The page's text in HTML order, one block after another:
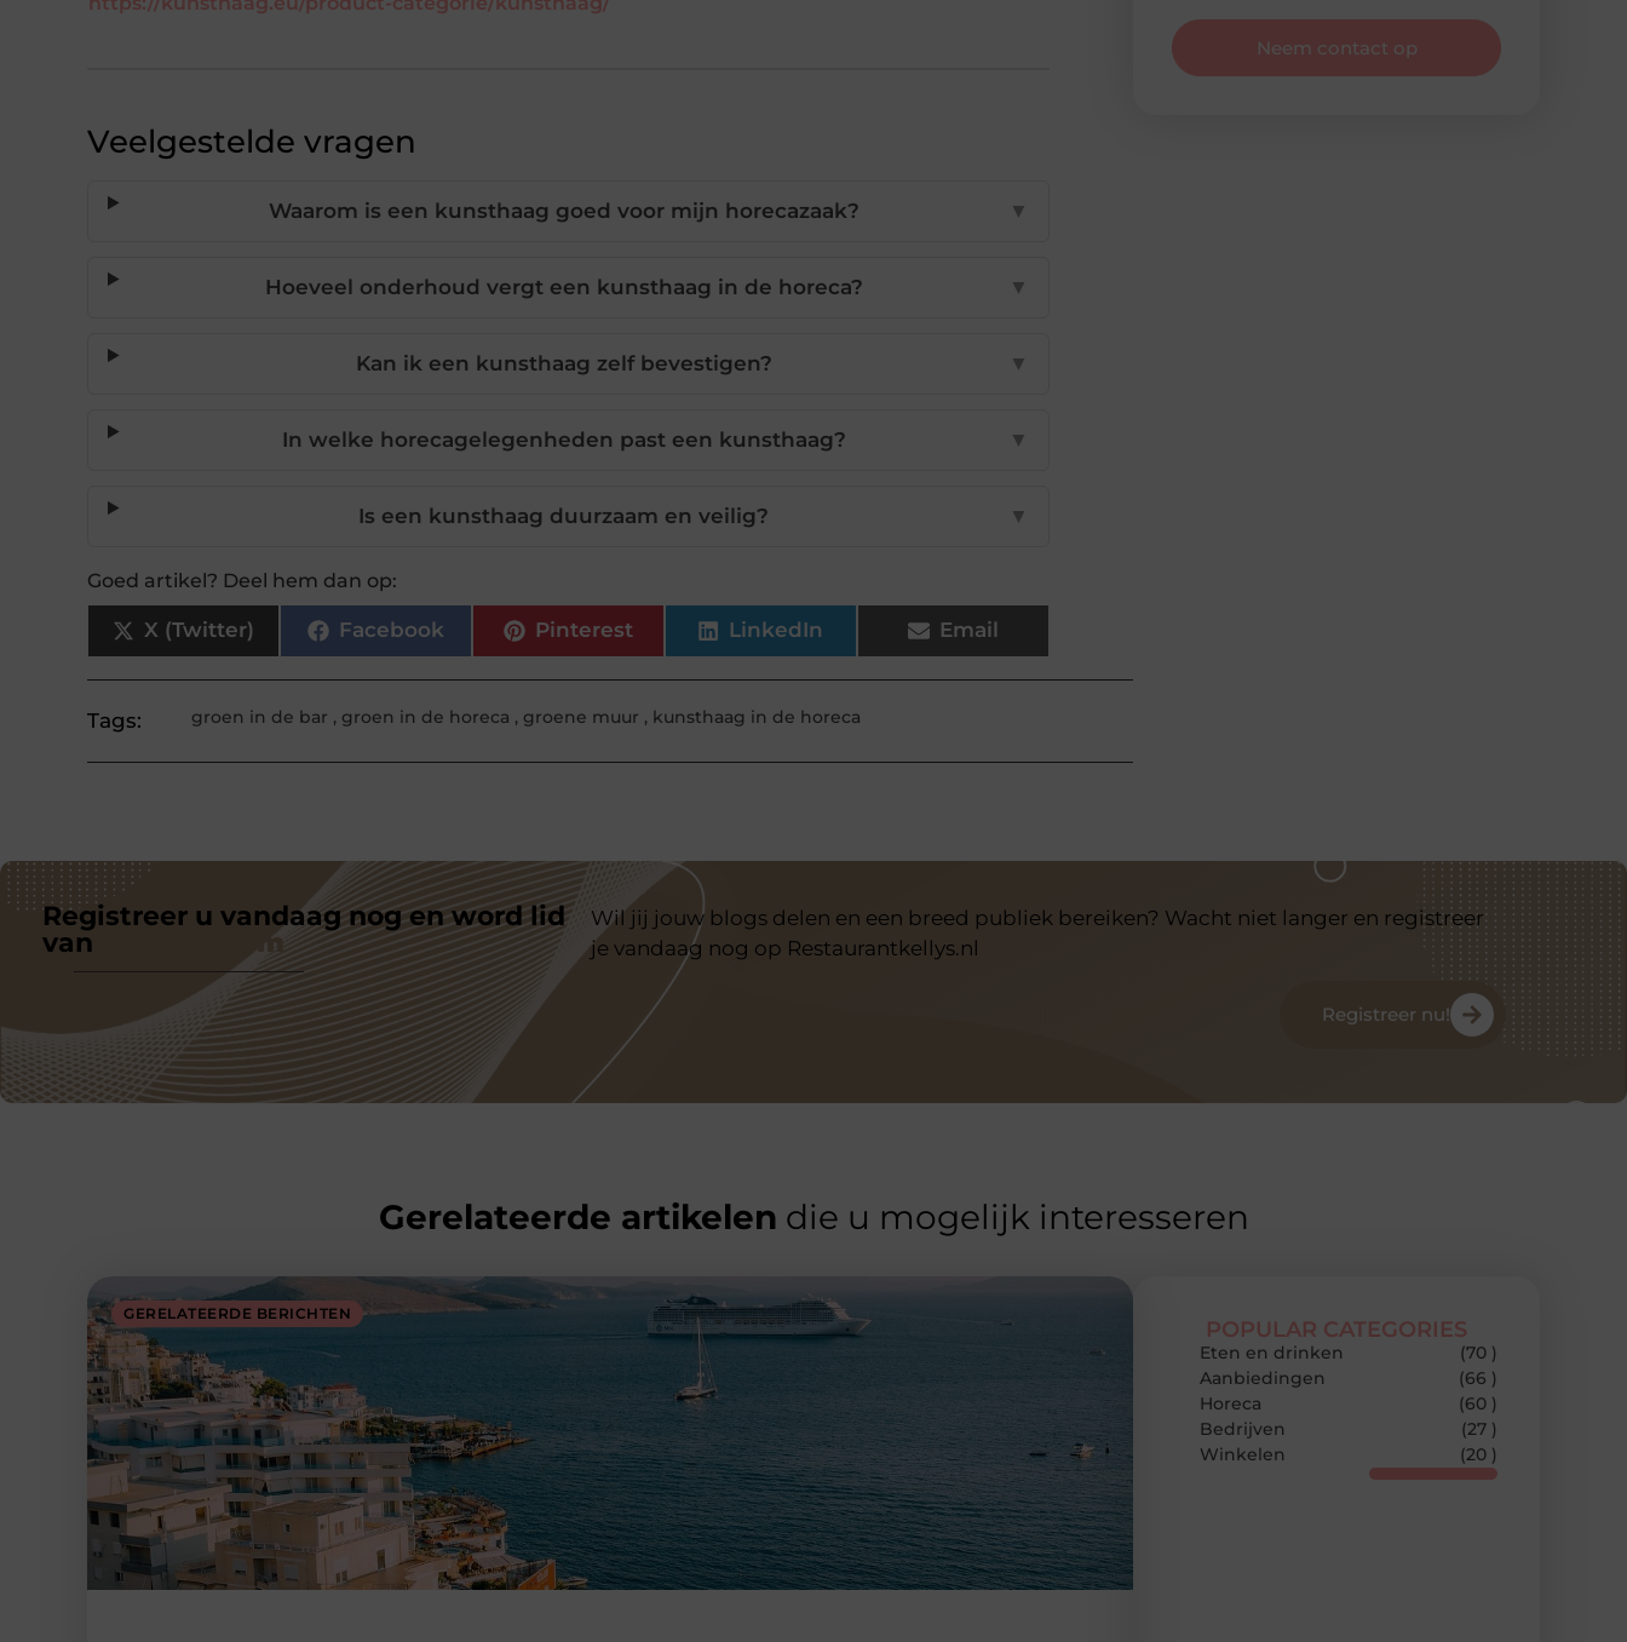
Veelgestelde vragen
Waarom is een kunsthaag goed voor mijn horecazaak? ▼
Hoeveel onderhoud vergt een kunsthaag in de horeca? ▼
Kan ik een kunsthaag zelf bevestigen? ▼
In welke horecagelegenheden past een kunsthaag? ▼
Is een kunsthaag duurzaam en veilig? ▼
Goed artikel? Deel hem dan op:
X (Twitter) Facebook Pinterest LinkedIn Email
Tags: groen in de bar , groen in de horeca , groene muur , kunsthaag in de horeca
Neem contact op
Registreer u vandaag nog en word lid
van
Wil jij jouw blogs delen en een breed publiek bereiken? Wacht niet langer en registreer
je vandaag nog op Restaurantkellys.nl
Registreer nu!
Gerelateerde artikelen die u mogelijk interesseren
GERELATEERDE BERICHTEN
POPULAR CATEGORIES
Eten en drinken
(70 )
Aanbiedingen
(66 )
Horeca
(60 )
Bedrijven
(27 )
Winkelen
(20 )